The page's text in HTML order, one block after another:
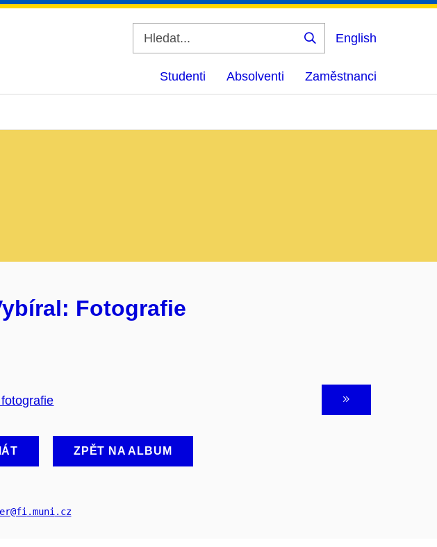
Vyhledat
English
Studenti Absolventi Zaměstnanci
Fotografie
ZPĚT NA ALBUM
@fi .muni .cz